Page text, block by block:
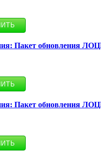
Пакет обновления
Пакет обновления